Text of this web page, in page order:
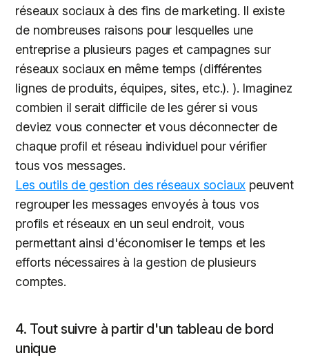
réseaux sociaux à des fins de marketing. Il existe
de nombreuses raisons pour lesquelles une
entreprise a plusieurs pages et campagnes sur
réseaux sociaux en même temps (différentes
lignes de produits, équipes, sites, etc.). ). Imaginez
combien il serait difficile de les gérer si vous
deviez vous connecter et vous déconnecter de
chaque profil et réseau individuel pour vérifier
tous vos messages.
Les outils de gestion des réseaux sociaux peuvent
regrouper les messages envoyés à tous vos
profils et réseaux en un seul endroit, vous
permettant ainsi d'économiser le temps et les
efforts nécessaires à la gestion de plusieurs
comptes.
4. Tout suivre à partir d'un tableau de bord
unique